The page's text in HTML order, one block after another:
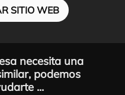
SITIO WEB
necesita una
podemos
...